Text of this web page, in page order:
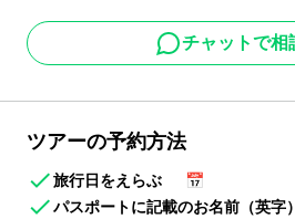
チャットで相
ツアーの予約方法
旅行日をえらぶ
📅
パスポートに記載のお名前（英字